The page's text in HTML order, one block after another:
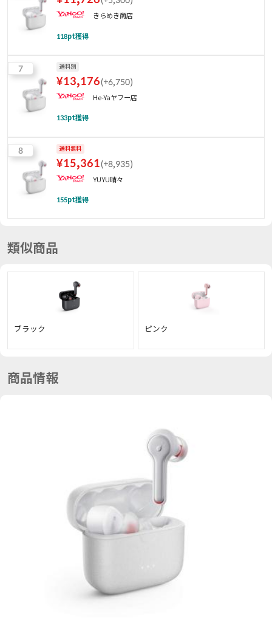
きらめき商店
118pt獲得
7 送料別
¥13,176(+6,750)
He-Yaヤフー店
133pt獲得
8 送料無料
¥15,361(+8,935)
YUYU晴々
155pt獲得
類似商品
ブラック ピンク
商品情報